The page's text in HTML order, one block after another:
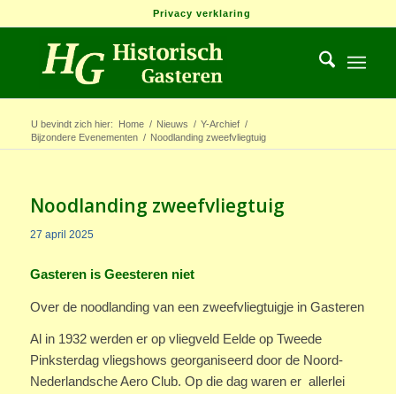
Privacy verklaring
U bevindt zich hier: Home / Nieuws / Y-Archief /
Bijzondere Evenementen / Noodlanding zweefvliegtuig
Noodlanding zweefvliegtuig
27 april 2025
Gasteren is Geesteren niet
Over de noodlanding van een zweefvliegtuigje in Gasteren
Al in 1932 werden er op vliegveld Eelde op Tweede
Pinksterdag vliegshows georganiseerd door de Noord-
Nederlandsche Aero Club. Op die dag waren er allerlei